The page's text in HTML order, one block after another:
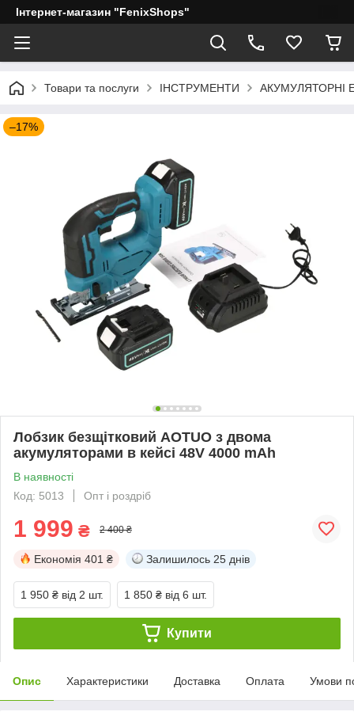
Інтернет-магазин "FenixShops"
Товари та послуги ІНСТРУМЕНТИ АКУМУЛЯТОРНІ
–17%
Лобзик безщітковий AOTUO з двома
акумуляторами в кейсі 48V 4000 mAh
В наявності
Код: 5013
Опт і роздріб
1 999 ₴ 2 400 ₴
Економія 401 ₴ Залишилось 25 днів
1 950 ₴ від 2 шт. 1 850 ₴ від 6 шт.
Купити
Опис Характеристики Доставка Оплата Умови